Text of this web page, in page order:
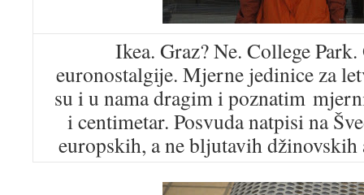
Ikea. Graz? Ne. College
euronostalgije. Mjerne jedinice za
su i u nama dragim i poznatim
i centimetar. Posvuda natpisi na
europskih, a ne bljutavih